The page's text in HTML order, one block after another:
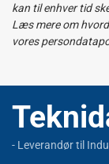
kan til enhver tid
Læs mere om
vores
- Leverandør til